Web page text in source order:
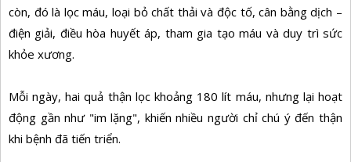
còn, đó là lọc máu, loại bỏ chất thải và độc tố, cân bằng dịch –
điện giải, điều hòa huyết áp, tham gia tạo máu và duy trì sức
khỏe xương.
Mỗi ngày, hai quả thận lọc khoảng 180 lít máu, nhưng lại hoạt
động gần như "im lặng", khiến nhiều người chỉ chú ý đến thận
khi bệnh đã tiến triển.